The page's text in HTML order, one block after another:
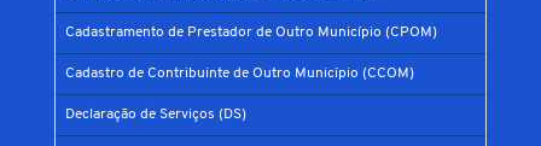
Cadastramento de Prestador de Outro Município (CPOM)
Cadastro de Contribuinte de Outro Município (CCOM)
Declaração de Serviços (DS)